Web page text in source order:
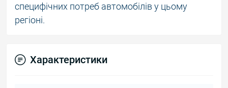
специфічних потреб автомобілів у цьому
регіоні.
Характеристики